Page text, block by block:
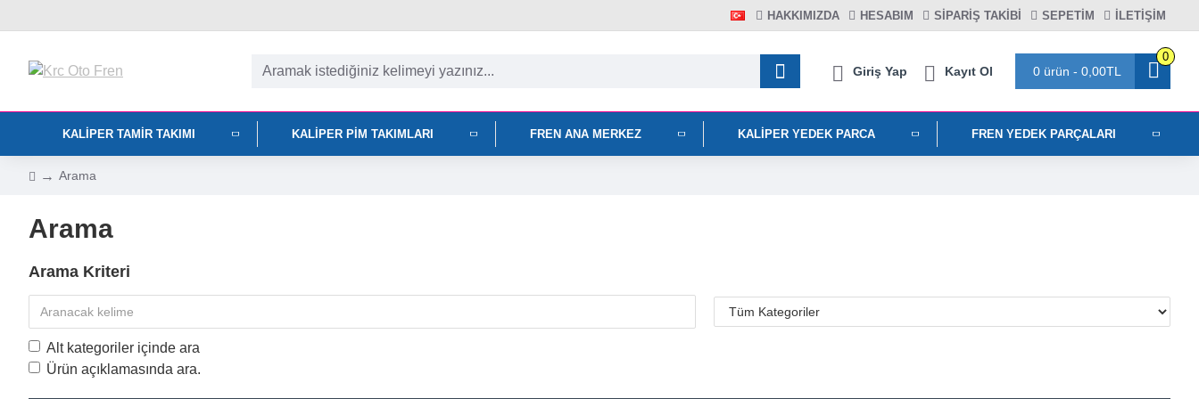
HAKKIMIZDA HESABIM SIPARIŞ TAKIBI SEPETIM İLETİŞİM
Giriş Yap Kayıt Ol 0 ürün - 0,00TL
0
KALIPER TAMIR TAKIMI KALIPER PIM TAKIMLARI FREN ANA MERKEZ KALIPER YEDEK PARCA FREN YEDEK PARÇALARI
Arama
Arama
Arama Kriteri
Alt kategoriler içinde ara
Ürün açıklamasında ara.